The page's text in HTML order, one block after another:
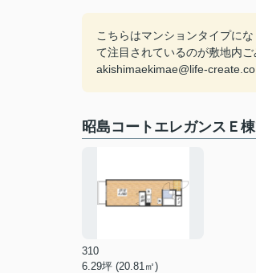
こちらはマンションタイプに
て注目されているのが敷地内
akishimaekimae@life-
昭島コートエレガンスＥ
310
6.29坪 (20.81㎡)